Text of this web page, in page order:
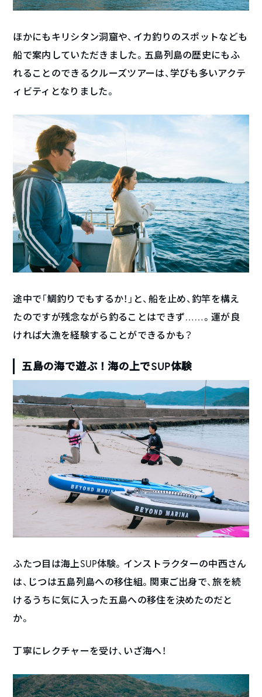
ほかにもキリシタン洞窟や、イカ釣りのスポットなども
船で案内していただきました。五島列島の歴史にもふ
れることのできるクルーズツアーは、学びも多いアクテ
ィビティとなりました。
途中で「鯛釣りでもするか！」と、船を止め、釣竿を構え
たのですが残念ながら釣ることはできず……。運が良
ければ大漁を経験することができるかも？
五島の海で遊ぶ！海の上でSUP体験
ふたつ目は海上SUP体験。インストラクターの中西さん
は、じつは五島列島への移住組。関東ご出身で、旅を続
けるうちに気に入った五島への移住を決めたのだと
か。
丁寧にレクチャーを受け、いざ海へ！